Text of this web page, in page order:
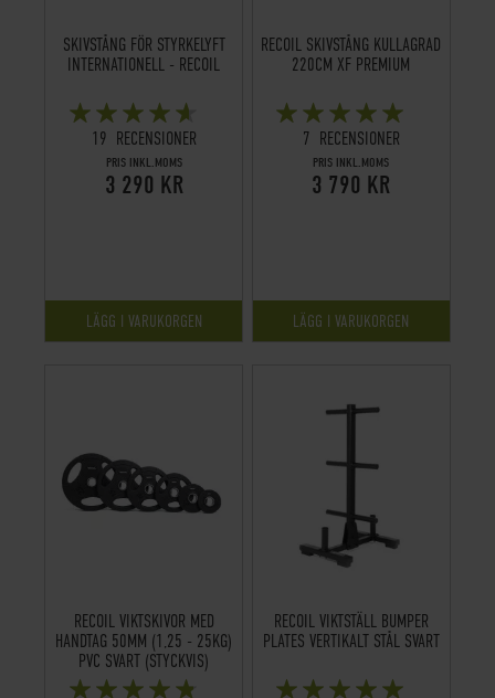
SKIVSTÅNG FÖR STYRKELYFT
INTERNATIONELL - RECOIL
BETYG:
90%
19 RECENSIONER
PRIS INKL.MOMS
3 290 KR
LÄGG I VARUKORGEN
RECOIL SKIVSTÅNG KULLAGRAD
220CM XF PREMIUM
BETYG:
98%
7 RECENSIONER
PRIS INKL.MOMS
3 790 KR
LÄGG I VARUKORGEN
RECOIL VIKTSKIVOR MED
HANDTAG 50MM (1,25 - 25KG)
PVC SVART (STYCKVIS)
BETYG:
RECOIL VIKTSTÄLL BUMPER
PLATES VERTIKALT STÅL SVART
BETYG: